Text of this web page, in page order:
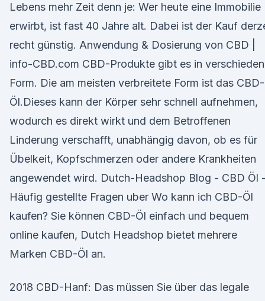
Lebens mehr Zeit denn je: Wer heute eine Immobilie
erwirbt, ist fast 40 Jahre alt. Dabei ist der Kauf
recht günstig. Anwendung & Dosierung von CBD |
info-CBD.com CBD-Produkte gibt es in
Form. Die am meisten verbreitete Form ist das CBD-
Öl.Dieses kann der Körper sehr schnell aufnehmen,
wodurch es direkt wirkt und dem Betroffenen
Linderung verschafft, unabhängig davon, ob es für
Übelkeit, Kopfschmerzen oder andere Krankheiten
angewendet wird. Dutch-Headshop Blog - CBD Öl
Häufig gestellte Fragen uber Wo kann ich CBD-Öl
kaufen? Sie können CBD-Öl einfach und bequem
online kaufen, Dutch Headshop bietet mehrere
Marken CBD-Öl an.
2018 CBD-Hanf: Das müssen Sie über das legale